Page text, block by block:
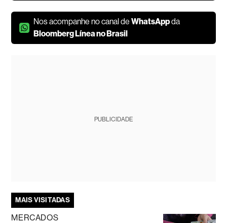
Nos acompanhe no canal deWhatsAppda
Bloomberg Línea no Brasil
PUBLICIDADE
MAIS VISITADAS
MERCADOS